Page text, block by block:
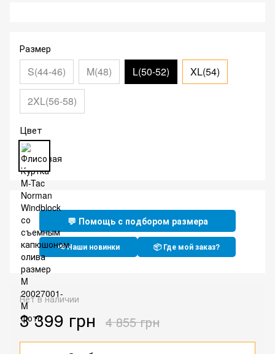
Размер
S(44-46) M(48) L(50-52) XL(54)
2XL(56-58)
Цвет
💬 Помощь с подбором размера
📢 Наши новинки 📦 Где мой заказ?
Нет в наличии
3 399 грн 4 855 грн